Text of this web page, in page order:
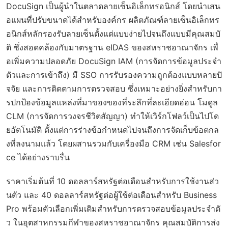
DocuSign เป็นผู้นำในตลาดลายเซ็นอิเล็กทรอนิกส์ โดยนำเสน
อแผนที่ปรับขนาดได้สำหรับองค์กร ผลิตภัณฑ์ลายเซ็นอิเล็กทร
อนิกส์หลักรองรับลายเซ็นตั้งแต่แบบง่ายไปจนถึงแบบมีคุณสมบั
ติ ซึ่งสอดคล้องกับมาตรฐาน eIDAS ของสหราชอาณาจักร เพื่
อเพิ่มความปลอดภัย DocuSign IAM (การจัดการข้อมูลประจำ
ตัวและการเข้าถึง) มี SSO การรับรองความถูกต้องแบบหลายปั
จจัย และการติดตามการตรวจสอบ ซึ่งเหมาะอย่างยิ่งสำหรับกา
รปกป้องข้อมูลแหล่งที่มาของของที่ระลึกที่ละเอียดอ่อน โมดูล
CLM (การจัดการวงจรชีวิตสัญญา) ทำให้เวิร์กโฟลว์เป็นไปโด
ยอัตโนมัติ ตั้งแต่การร่างข้อกำหนดไปจนถึงการจัดเก็บข้อตกล
งที่ลงนามแล้ว โดยผสานรวมกับเครื่องมือ CRM เช่น Salesfor
ce ได้อย่างราบรื่น
ราคาเริ่มต้นที่ 10 ดอลลาร์สหรัฐต่อเดือนสำหรับการใช้งานส่ว
นตัว และ 40 ดอลลาร์สหรัฐต่อผู้ใช้ต่อเดือนสำหรับ Business
Pro พร้อมตัวเลือกเพิ่มเติมสำหรับการตรวจสอบข้อมูลประจำตั
ว ในอุตสาหกรรมกีฬาของสหราชอาณาจักร คุณสมบัติการส่ง